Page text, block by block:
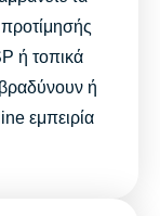
ή τοπικά
ή
εμπειρία